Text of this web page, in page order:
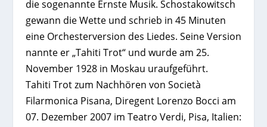
die sogenannte Ernste Musik. Schostakowitsch
gewann die Wette und schrieb in 45 Minuten
eine Orchesterversion des Liedes. Seine Version
nannte er „Tahiti Trot“ und wurde am 25.
November 1928 in Moskau uraufgeführt.
Tahiti Trot zum Nachhören von Società
Filarmonica Pisana, Diregent Lorenzo Bocci am
07. Dezember 2007 im Teatro Verdi, Pisa, Italien: